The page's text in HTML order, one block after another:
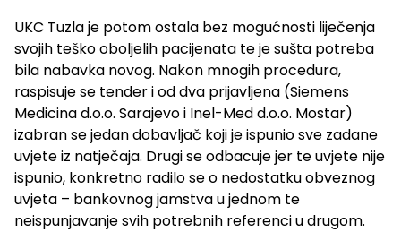
UKC Tuzla je potom ostala bez mogućnosti liječenja
svojih teško oboljelih pacijenata te je sušta potreba
bila nabavka novog. Nakon mnogih procedura,
raspisuje se tender i od dva prijavljena (Siemens
Medicina d.o.o. Sarajevo i Inel-Med d.o.o. Mostar)
izabran se jedan dobavljač koji je ispunio sve zadane
uvjete iz natječaja. Drugi se odbacuje jer te uvjete nije
ispunio, konkretno radilo se o nedostatku obveznog
uvjeta – bankovnog jamstva u jednom te
neispunjavanje svih potrebnih referenci u drugom.